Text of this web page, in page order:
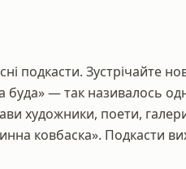
подкасти. Зустрічайте
буда» — так називалось
художники, поети,
ковбаска». Подкасти